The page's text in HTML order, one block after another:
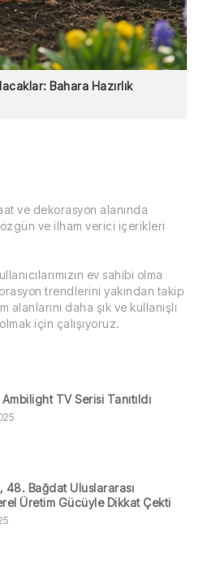
Bahara Hazırlık
ve dekorasyon alanında
özgün ve ilham verici içerikleri
ev sahibi olma
trendlerini yakından takip
daha şık ve kullanışlı
için çalışıyoruz.
TV Serisi Tanıtıldı
48. Bağdat Uluslararası
Üretim Gücüyle Dikkat Çekti